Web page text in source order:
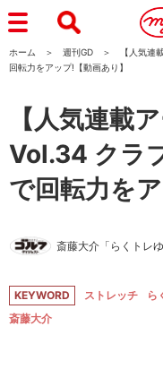
ホーム 週刊GD
【人気連
回転力をアップ!【動画あり】
【人気連載
Vol.34 クラ
で回転力を
斎藤大介「らくトレゆ
KEYWORD ストレッチ ら
斎藤大介